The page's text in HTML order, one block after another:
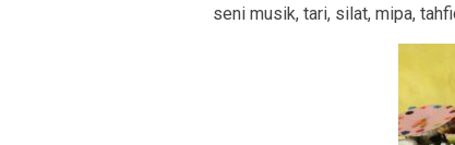
seni musik, tari, silat, mipa,